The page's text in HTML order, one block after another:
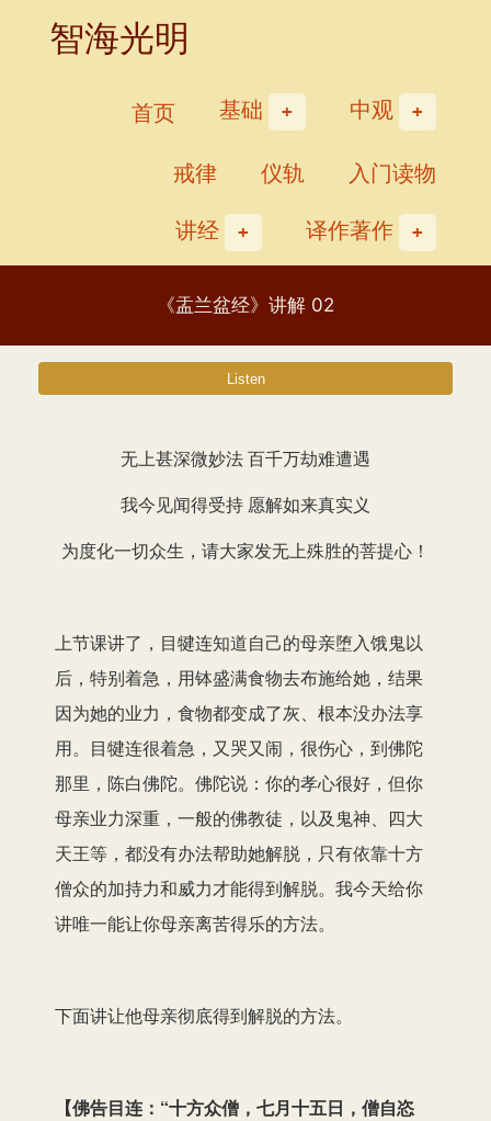
智海光明
首页 基础
中观
戒律
仪轨
入门读物
讲经
译作著作
《盂兰盆经》讲解 02
无上甚深微妙法 百千万劫难遭遇
我今见闻得受持 愿解如来真实义
为度化一切众生，请大家发无上殊胜的菩提心！
上节课讲了，目犍连知道自己的母亲堕入饿鬼以
后，特别着急，用钵盛满食物去布施给她，结果
因为她的业力，食物都变成了灰、根本没办法享
用。目犍连很着急，又哭又闹，很伤心，到佛陀
那里，陈白佛陀。佛陀说：你的孝心很好，但你
母亲业力深重，一般的佛教徒，以及鬼神、四大
天王等，都没有办法帮助她解脱，只有依靠十方
僧众的加持力和威力才能得到解脱。我今天给你
讲唯一能让你母亲离苦得乐的方法。
下面讲让他母亲彻底得到解脱的方法。
【佛告目连：“十方众僧，七月十五日，僧自恣